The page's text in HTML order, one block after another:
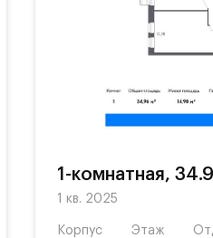
1-комнатная,
1 кв. 2025
Корпус
Этаж